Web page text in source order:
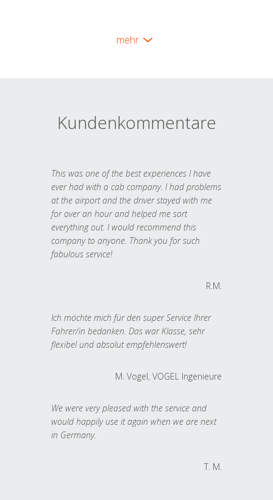
mehr
Kundenkommentare
This was one of the best experiences I have
ever had with a cab company. I had problems
at the airport and the driver stayed with me
for over an hour and helped me sort
everything out. I would recommend this
company to anyone. Thank you for such
fabulous service!
R.M.
Ich möchte mich für den super Service Ihrer
Fahrer/in bedanken. Das war Klasse, sehr
flexibel und absolut empfehlenswert!
M. Vogel, VOGEL Ingenieure
We were very pleased with the service and
would happily use it again when we are next
in Germany.
T. M.